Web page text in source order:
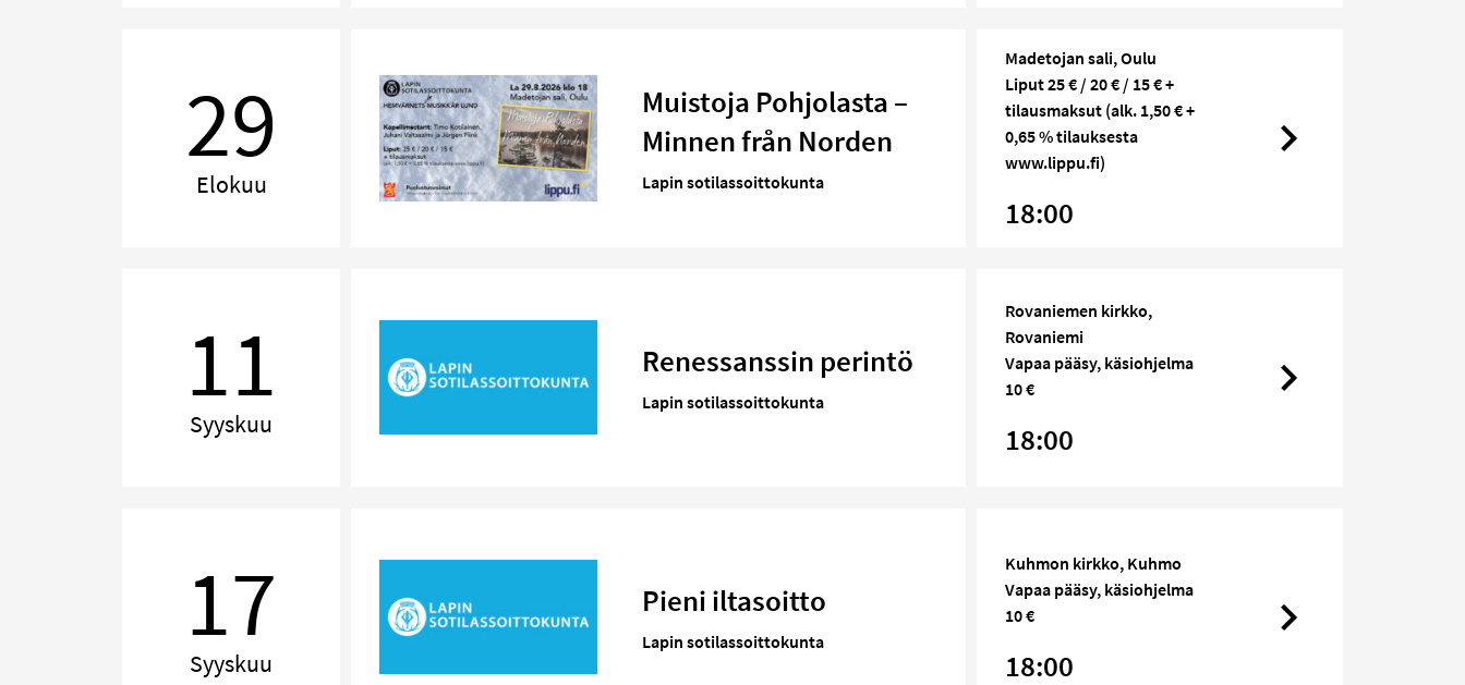
29
Elokuu
Muistoja Pohjolasta –
Minnen från Norden
Lapin sotilassoittokunta
Madetojan sali, Oulu
Liput 25 € / 20 € / 15 € +
tilausmaksut (alk. 1,50 € +
0,65 % tilauksesta
www.lippu.fi)
18:00
11
Syyskuu
Renessanssin perintö
Lapin sotilassoittokunta
Rovaniemen kirkko,
Rovaniemi
Vapaa pääsy, käsiohjelma
10 €
18:00
17
Syyskuu
Pieni iltasoitto
Lapin sotilassoittokunta
Kuhmon kirkko, Kuhmo
Vapaa pääsy, käsiohjelma
10 €
18:00